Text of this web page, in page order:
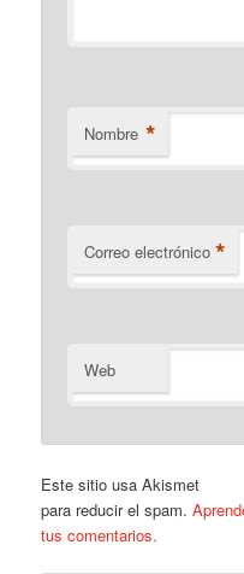
Nombre *
Correo electrónico *
Web
Este sitio usa Akismet
para reducir el spam.
tus comentarios.